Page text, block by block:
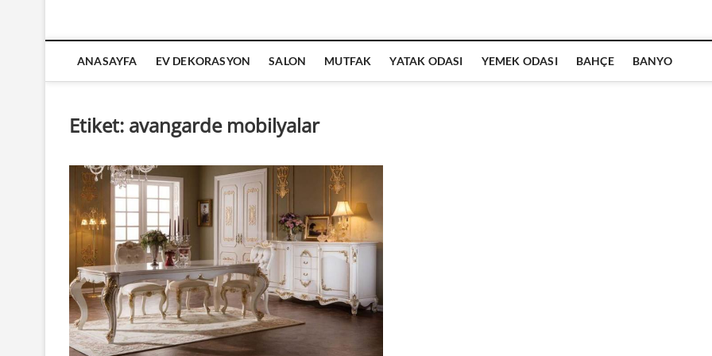
ANASAYFA EV DEKORASYON SALON MUTFAK YATAK ODASI YEMEK ODASI BAHÇE BANYO
Etiket: avangarde mobilyalar